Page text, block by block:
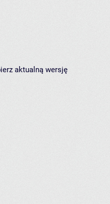
aktualną wersję